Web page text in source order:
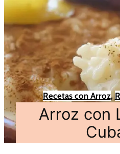
Recetas con Arroz,
Arroz con